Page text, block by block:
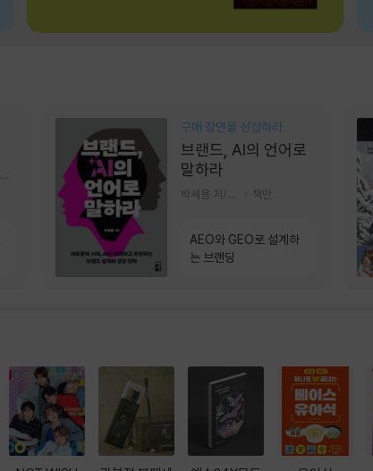
구매 장면을 선점하라
브랜드, AI의 언어로
말하라
책만
AEO와 GEO로 설계하
는 브랜딩